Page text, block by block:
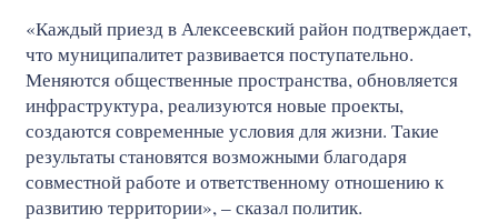
«Каждый приезд в Алексеевский район подтверждает,
что муниципалитет развивается поступательно.
Меняются общественные пространства, обновляется
инфраструктура, реализуются новые проекты,
создаются современные условия для жизни. Такие
результаты становятся возможными благодаря
совместной работе и ответственному отношению к
развитию территории», – сказал политик.